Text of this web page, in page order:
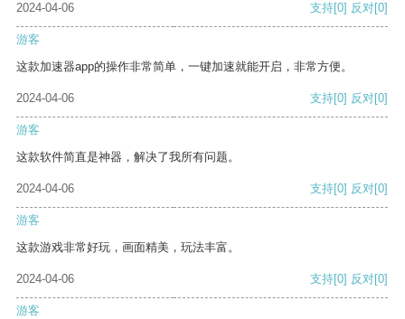
2024-04-06
支持[0] 反对[0]
游客
这款加速器app的操作非常简单，一键加速就能开启，非常方便。
2024-04-06 支持[0] 反对[0]
游客
这款软件简直是神器，解决了我所有问题。
2024-04-06 支持[0] 反对[0]
游客
这款游戏非常好玩，画面精美，玩法丰富。
2024-04-06 支持[0] 反对[0]
游客